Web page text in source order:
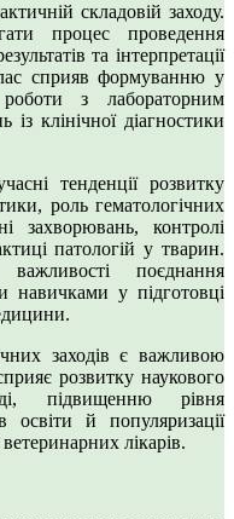
складовій заходу.
процес проведення
та інтерпретації
сприяв формуванню у
з лабораторним
клінічної діагностики
тенденції розвитку
роль гематологічних
захворювань, контролі
патологій у тварин.
поєднання
навичками у підготовці
заходів є важливою
розвитку наукового
підвищенню рівня
освіти й популяризації
лікарів.